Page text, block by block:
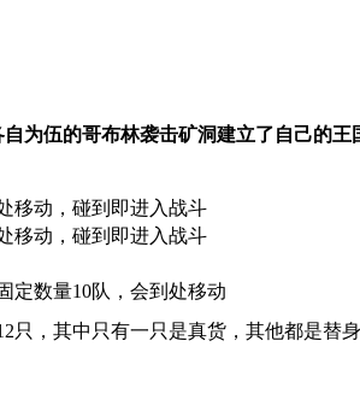
为伍的哥布林袭击矿洞建立了自己的王
移动，碰到即进入战斗
移动，碰到即进入战斗
定数量10队，会到处移动
只，其中只有一只是真货，其他都是替身